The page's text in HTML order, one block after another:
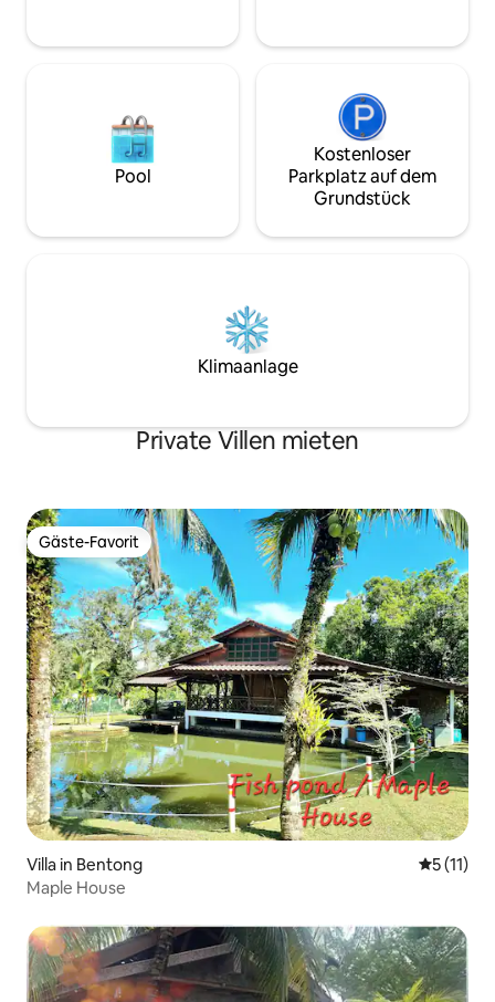
Hügellandschaften verstreut sind. Die
Autofahrt entfernt und bieten viele
Restaurants. Am besten erreichst du
alles mit dem Auto. Sehenswürdigkeiten
in der Nähe: World of Phalaenopsis
Premium Outlets – 25 km (30 Minuten
Wasserfälle – 33 km (40 Minuten Fahrt)
Pool
Kostenloser
Parkplatz auf dem
Grundstück
Klimaanlage
Private Villen mieten
Gäste-Favorit
Gäste-Favorit
Villa in Bentong
5 (11)
Maple House